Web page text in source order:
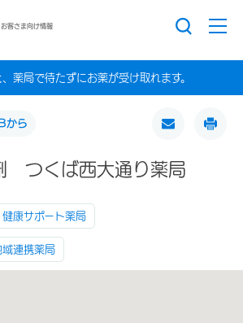
お客さま向け情報
薬局で待たずにお薬が受け取れます。
から
つくば西大通り薬局
康サポート薬局
連携薬局